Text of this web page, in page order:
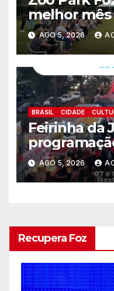
melhor mês
inauguração
AGO 5, 2026
BRASIL CIDADE
Feirinha da
sexta (07) e
AGO 5, 2026
Recupera Foz